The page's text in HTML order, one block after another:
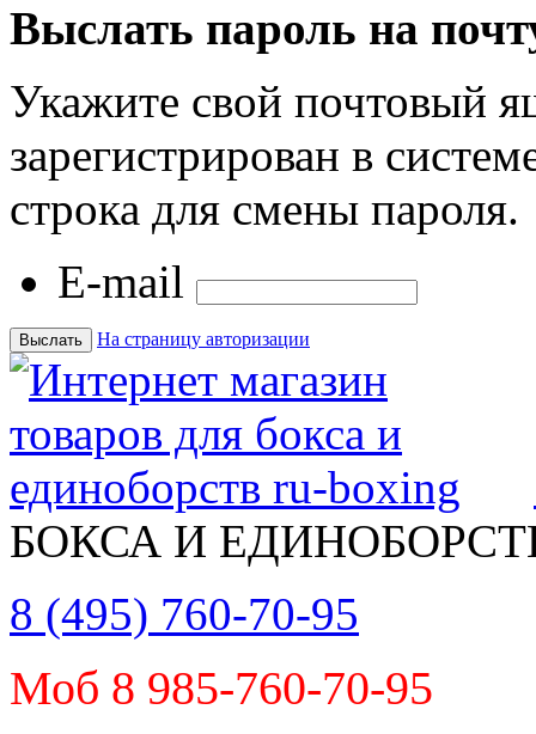
Выслать пароль на
Укажите свой почтовый
зарегистрирован в
строка для смены пароля.
E-mail
На страницу авторизации
БОКСА И
8 (495) 760-70-95
Моб 8 985-760-70-95